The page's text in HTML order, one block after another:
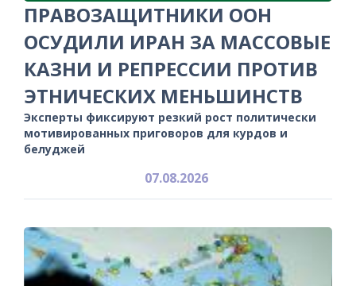
ПРАВОЗАЩИТНИКИ ООН
ОСУДИЛИ ИРАН ЗА МАССОВЫЕ
КАЗНИ И РЕПРЕССИИ ПРОТИВ
ЭТНИЧЕСКИХ МЕНЬШИНСТВ
Эксперты фиксируют резкий рост политически
мотивированных приговоров для курдов и
белуджей
07.08.2026